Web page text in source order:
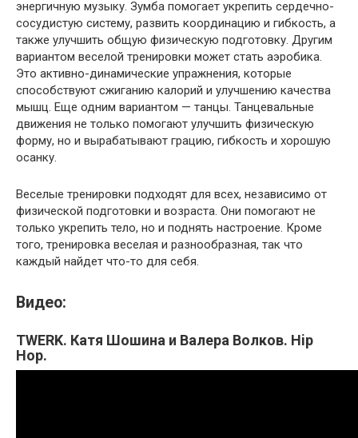
энергичную музыку. Зумба помогает укрепить сердечно-
сосудистую систему, развить координацию и гибкость, а
также улучшить общую физическую подготовку. Другим
вариантом веселой тренировки может стать аэробика.
Это активно-динамические упражнения, которые
способствуют сжиганию калорий и улучшению качества
мышц. Еще одним вариантом — танцы. Танцевальные
движения не только помогают улучшить физическую
форму, но и вырабатывают грацию, гибкость и хорошую
осанку.
Веселые тренировки подходят для всех, независимо от
физической подготовки и возраста. Они помогают не
только укрепить тело, но и поднять настроение. Кроме
того, тренировка веселая и разнообразная, так что
каждый найдет что-то для себя.
Видео:
TWERK. Катя Шошина и Валера Волков. Hip
Hop.